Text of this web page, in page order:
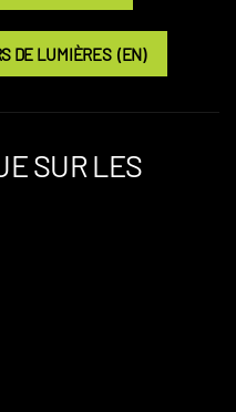
DE LUMIÈRES (EN)
SUR LES